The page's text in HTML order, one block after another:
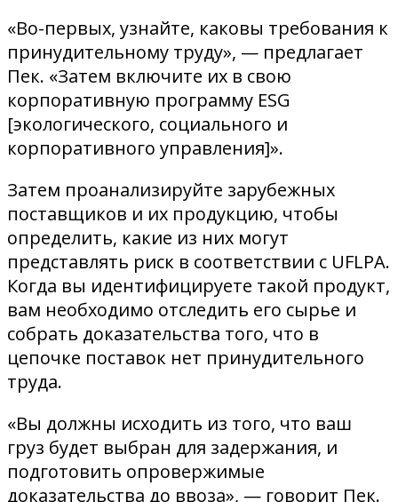
«Во-первых, узнайте, каковы требования к
принудительному труду», — предлагает
Пек. «Затем включите их в свою
корпоративную программу ESG
[экологического, социального и
корпоративного управления]».
Затем проанализируйте зарубежных
поставщиков и их продукцию, чтобы
определить, какие из них могут
представлять риск в соответствии с UFLPA.
Когда вы идентифицируете такой продукт,
вам необходимо отследить его сырье и
собрать доказательства того, что в
цепочке поставок нет принудительного
труда.
«Вы должны исходить из того, что ваш
груз будет выбран для задержания, и
подготовить опровержимые
доказательства до ввоза», — говорит Пек.